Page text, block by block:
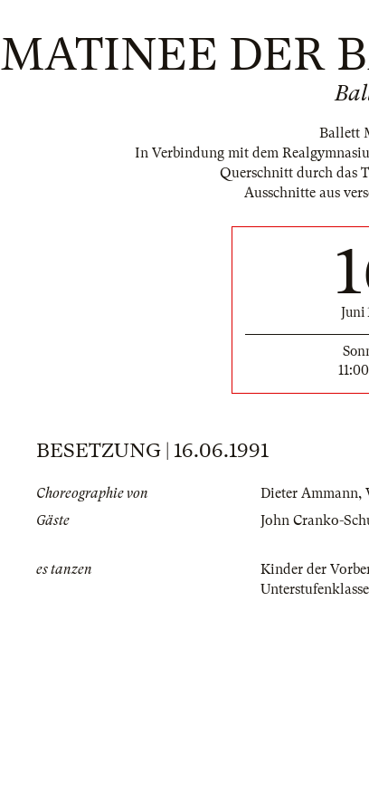
MATINEE DER
Ballett
In Verbindung mit dem
Querschnitt durch das
Ausschnitte aus
Juni
BESETZUNG | 16.06.1991
Choreographie von Dieter Ammann,
Gäste
John Cranko-
es tanzen Kinder der